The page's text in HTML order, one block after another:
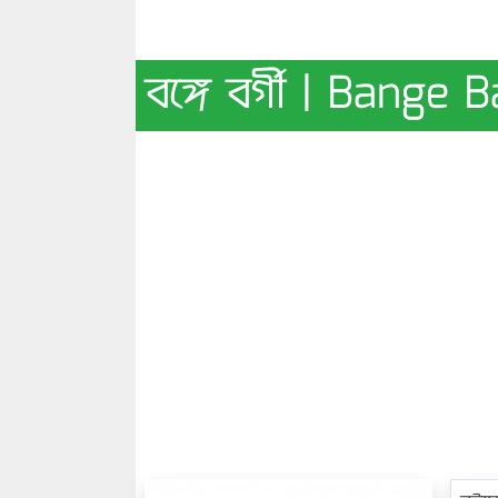
বঙ্গে বর্গী | Bange